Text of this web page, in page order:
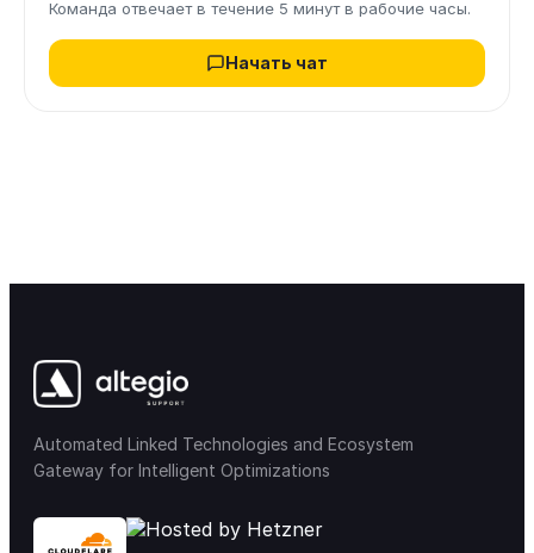
Команда отвечает в течение 5 минут в рабочие часы.
Начать чат
Automated Linked Technologies and Ecosystem
Gateway for Intelligent Optimizations